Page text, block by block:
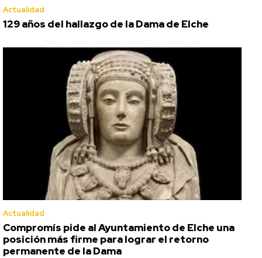
Actualidad
129 años del hallazgo de la Dama de Elche
Actualidad
Compromís pide al Ayuntamiento de Elche una
posición más firme para lograr el retorno
permanente de la Dama